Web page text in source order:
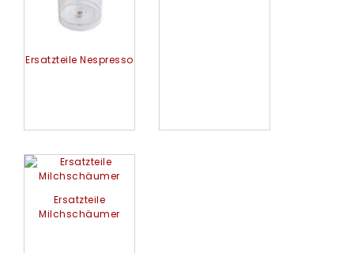
Ersatzteile Nespresso
Ersatzteile
Milchschäumer